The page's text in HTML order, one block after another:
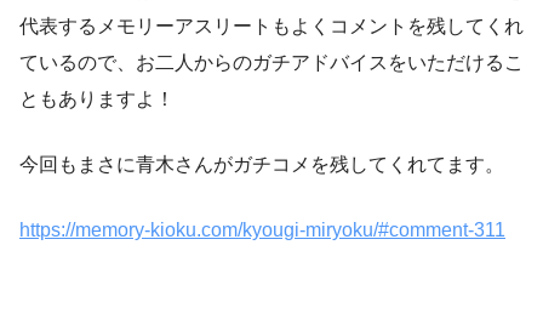
代表するメモリーアスリートもよくコメントを残してくれ
ているので、お二人からのガチアドバイスをいただけるこ
ともありますよ！
今回もまさに青木さんがガチコメを残してくれてます。
https://memory-kioku.com/kyougi-miryoku/#comment-311